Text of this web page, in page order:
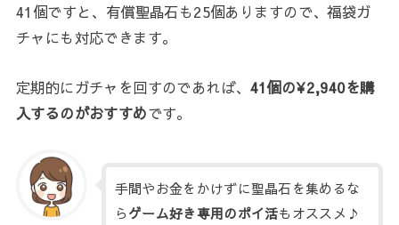
41個ですと、有償聖晶石も25個ありますので、福袋ガ
チャにも対応できます。
定期的にガチャを回すのであれば、 41個の¥2,940を購
入するのがおすすめです。
手間やお金をかけずに聖晶石を集めるな
らゲーム好き専用のポイ活もオススメ♪